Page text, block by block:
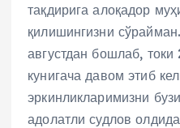
тақдирига алоқадор
қилишингизни
августдан бошлаб,
кунигача давом этиб
эркинликларимизни
адолатли судлов